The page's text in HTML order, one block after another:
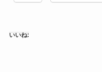
いいね: